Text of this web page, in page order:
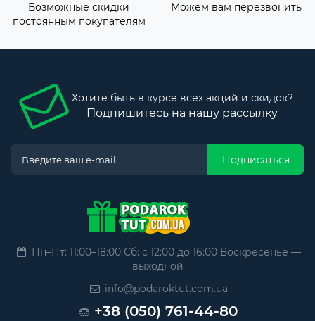
Возможные скидки
постоянным покупателям
Можем вам перезвонить
Хотите быть в курсе всех акций и скидок?
Подпишитесь на нашу рассылку
Подписаться
Пн–Пт: 11:00–18:00 Сб: с 12:00 до 16:00 Воскресенье —
выходной
info@podaroktut.com.ua
+38 (050) 761-44-80